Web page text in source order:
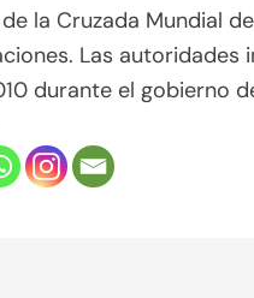
la Cruzada Mundial
Las
durante el gobierno